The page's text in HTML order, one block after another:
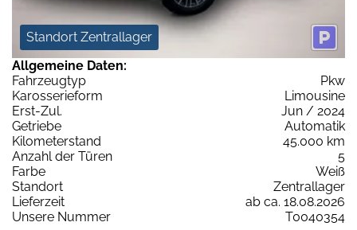
Standort Zentrallager
Allgemeine Daten:
Fahrzeugtyp
Pkw
Karosserieform
Limousine
Erst-Zul.
Jun / 2024
Getriebe
Automatik
Kilometerstand
45.000 km
Anzahl der Türen
5
Farbe
Weiß
Standort
Zentrallager
Lieferzeit
ab ca. 18.08.2026
Unsere Nummer
T0040354